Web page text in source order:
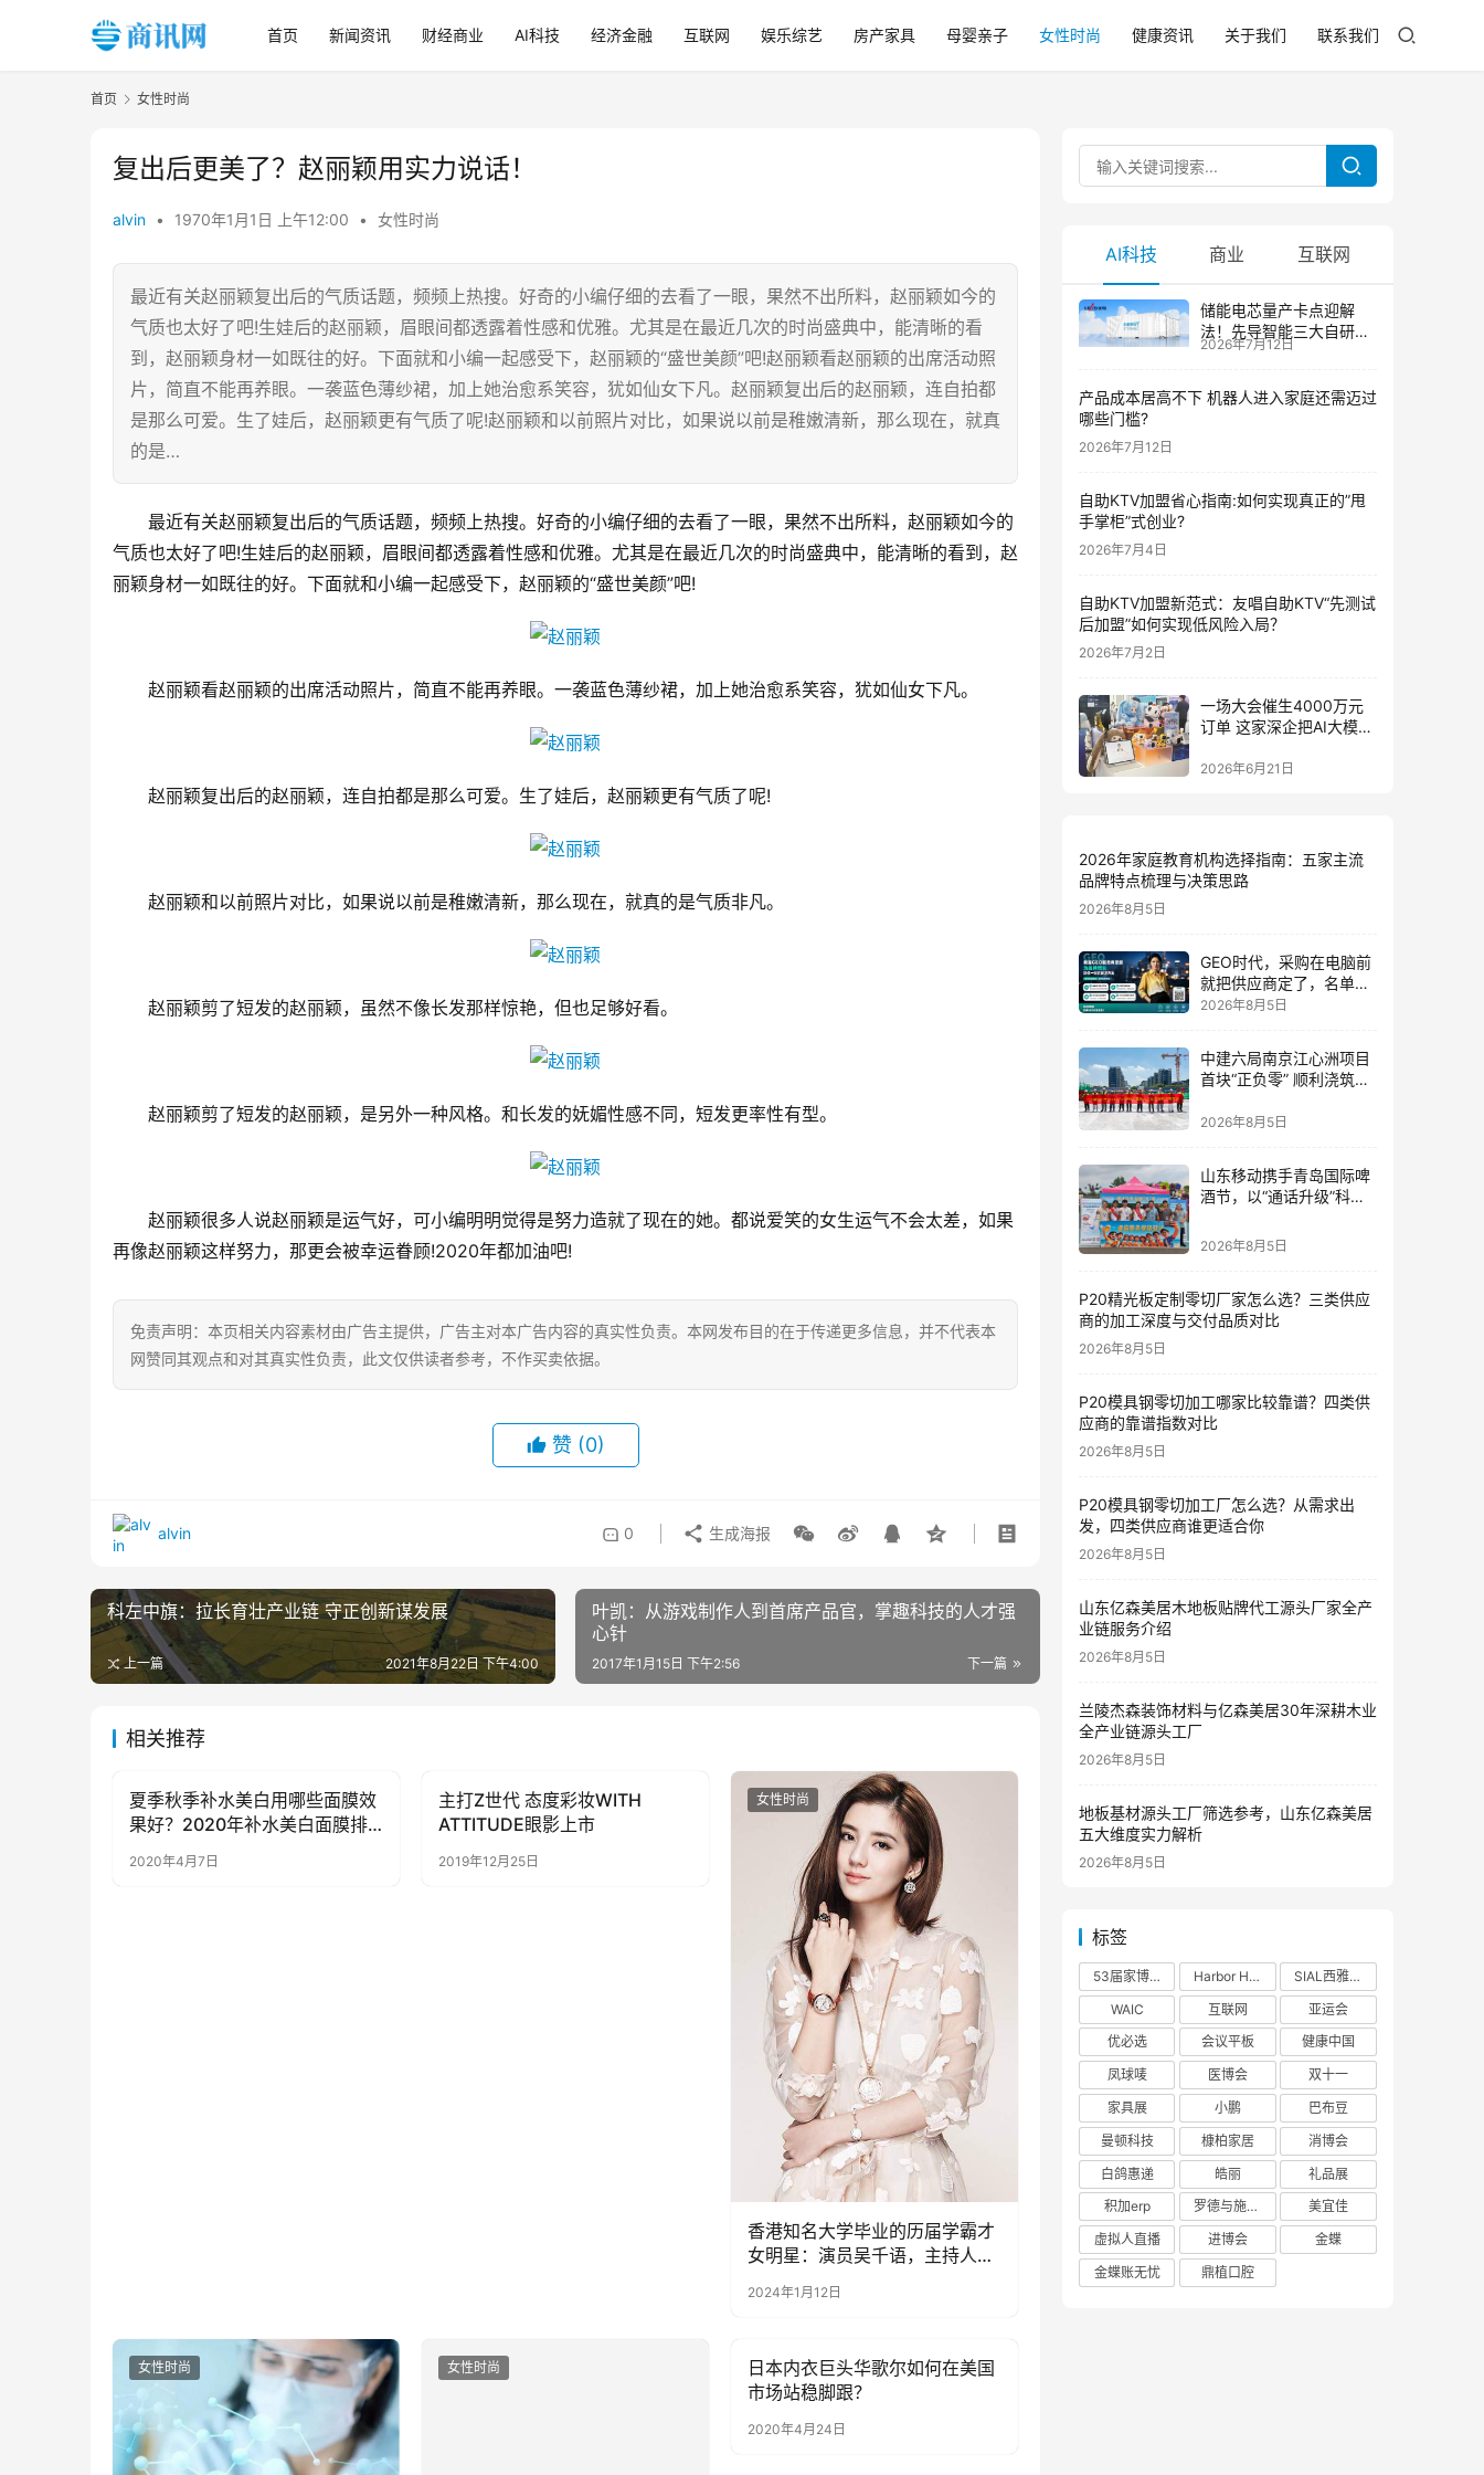
首页 新闻资讯 财经商业 AI科技 经济金融 互联网 娱乐综艺 房产家具 母婴亲子 女性时尚 健康资讯 关于我们 联系我们
首页 女性时尚
复出后更美了？赵丽颖用实力说话！
alvin • 1970年1月1日 上午12:00 • 女性时尚
最近有关赵丽颖复出后的气质话题，频频上热搜。好奇的小编仔细的去看了一眼，果然不出所料，赵丽颖如今的
气质也太好了吧!生娃后的赵丽颖，眉眼间都透露着性感和优雅。尤其是在最近几次的时尚盛典中，能清晰的看
到，赵丽颖身材一如既往的好。下面就和小编一起感受下，赵丽颖的“盛世美颜”吧!赵丽颖看赵丽颖的出席活动照
片，简直不能再养眼。一袭蓝色薄纱裙，加上她治愈系笑容，犹如仙女下凡。赵丽颖复出后的赵丽颖，连自拍都
是那么可爱。生了娃后，赵丽颖更有气质了呢!赵丽颖和以前照片对比，如果说以前是稚嫩清新，那么现在，就真
的是…
最近有关赵丽颖复出后的气质话题，频频上热搜。好奇的小编仔细的去看了一眼，果然不出所料，赵丽颖如今的
气质也太好了吧!生娃后的赵丽颖，眉眼间都透露着性感和优雅。尤其是在最近几次的时尚盛典中，能清晰的看到，赵
丽颖身材一如既往的好。下面就和小编一起感受下，赵丽颖的“盛世美颜”吧!
赵丽颖看赵丽颖的出席活动照片，简直不能再养眼。一袭蓝色薄纱裙，加上她治愈系笑容，犹如仙女下凡。
赵丽颖复出后的赵丽颖，连自拍都是那么可爱。生了娃后，赵丽颖更有气质了呢!
赵丽颖和以前照片对比，如果说以前是稚嫩清新，那么现在，就真的是气质非凡。
赵丽颖剪了短发的赵丽颖，虽然不像长发那样惊艳，但也足够好看。
赵丽颖剪了短发的赵丽颖，是另外一种风格。和长发的妩媚性感不同，短发更率性有型。
赵丽颖很多人说赵丽颖是运气好，可小编明明觉得是努力造就了现在的她。都说爱笑的女生运气不会太差，如果
再像赵丽颖这样努力，那更会被幸运眷顾!2020年都加油吧!
免责声明：本页相关内容素材由广告主提供，广告主对本广告内容的真实性负责。本网发布目的在于传递更多信息，并不代表本
网赞同其观点和对其真实性负责，此文仅供读者参考，不作买卖依据。
赞 (0)
alvin 0 生成海报
科左中旗：拉长育壮产业链 守正创新谋发展
上一篇 2021年8月22日 下午4:00
叶凯：从游戏制作人到首席产品官，掌趣科技的人才强
心针
下一篇
2017年1月15日 下午2:56
相关推荐
女性时尚
夏季秋季补水美白用哪些面膜效
果好？2020年补水美白面膜排
2020年4月7日
女性时尚
主打Z世代 态度彩妆WITH
ATTITUDE眼影上市
2019年12月25日
女性时尚
香港知名大学毕业的历届学霸才
女明星：演员吴千语，主持人朱
梓橦，歌后谢安琪
2024年1月12日
女性时尚 女性时尚 女性时尚
日本内衣巨头华歌尔如何在美国
市场站稳脚跟？
2020年4月24日
AI科技 商业 互联网
储能电芯量产卡点迎解
法！先导智能三大自研技
术攻克大尺寸制芯难题
2026年7月12日
产品成本居高不下 机器人进入家庭还需迈过
哪些门槛?
2026年7月12日
自助KTV加盟省心指南:如何实现真正的”甩
手掌柜”式创业?
2026年7月4日
自助KTV加盟新范式：友唱自助KTV“先测试
后加盟”如何实现低风险入局？
2026年7月2日
一场大会催生4000万元
订单 这家深企把AI大模型
2026年6月21日
2026年家庭教育机构选择指南：五家主流
品牌特点梳理与决策思路
2026年8月5日
GEO时代，采购在电脑前
就把供应商定了，名单里
为什么没有你？
2026年8月5日
中建六局南京江心洲项目
首块“正负零” 顺利浇筑完
2026年8月5日
山东移动携手青岛国际啤
酒节，以“通话升级”科技
2026年8月5日
P20精光板定制零切厂家怎么选？三类供应
商的加工深度与交付品质对比
2026年8月5日
P20模具钢零切加工哪家比较靠谱？四类供
应商的靠谱指数对比
2026年8月5日
P20模具钢零切加工厂怎么选？从需求出
发，四类供应商谁更适合你
2026年8月5日
山东亿森美居木地板贴牌代工源头厂家全产
业链服务介绍
2026年8月5日
兰陵杰森装饰材料与亿森美居30年深耕木业
全产业链源头工厂
2026年8月5日
地板基材源头工厂筛选参考，山东亿森美居
五大维度实力解析
2026年8月5日
标签
53届家博会 Harbor House
SIAL西雅展
WAIC
互联网
亚运会
优必选
会议平板
健康中国
凤球唛
医博会
双十一
家具展
小鹏
巴布豆
曼顿科技
槺柏家居
消博会
白鸽惠递
皓丽
礼品展
积加erp
罗德与施瓦茨
美宜佳
虚拟人直播
进博会
金蝶
金蝶账无忧
鼎植口腔